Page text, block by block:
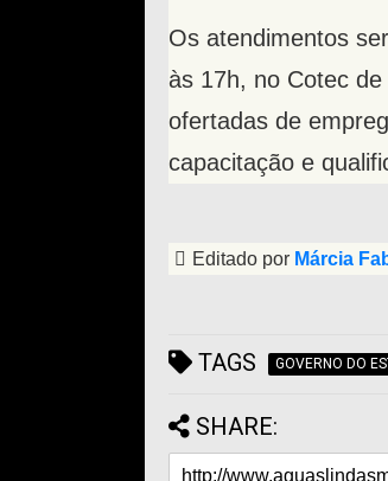
Os atendimentos
às 17h, no Cotec
ofertadas de
capacitação e
Editado por Márcia
TAGS GOVERNO DO
SHARE: